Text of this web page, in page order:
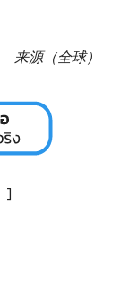
来源（全球）
]